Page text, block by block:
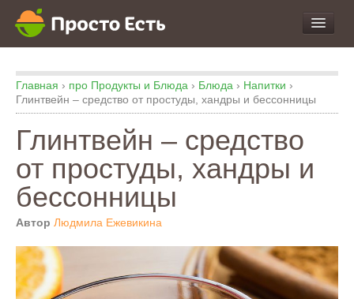
про Еду
про Кухню
про Экспертизу
Главная › про Продукты и Блюда › Блюда › Напитки ›
Глинтвейн – средство от простуды, хандры и бессонницы
Глинтвейн – средство
от простуды, хандры и
бессонницы
Автор Людмила Ежевикина